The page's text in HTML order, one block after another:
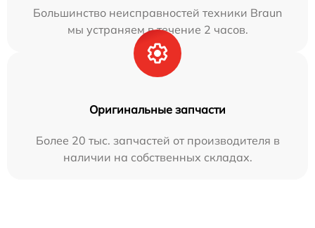
Большинство неисправностей техники Braun
мы устраняем в течение 2 часов.
Оригинальные запчасти
Более 20 тыс. запчастей от производителя в
наличии на собственных складах.